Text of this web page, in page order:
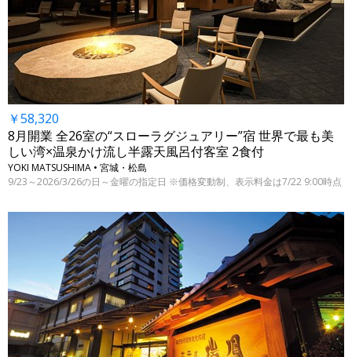
￥58,320
8月開業 全26室の“スローラグジュアリー”宿 世界で最も美
しい湾×温泉かけ流し半露天風呂付客室 2食付
YOKI MATSUSHIMA • 宮城・松島
9/23～2026/3/26の日～金曜の指定日 ※価格変動制、表示料金は7/22 9:00時点